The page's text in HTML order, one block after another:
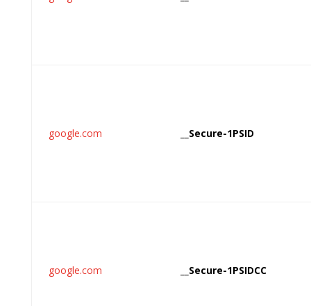
google.com __Secure-1PSID
google.com __Secure-1PSIDCC